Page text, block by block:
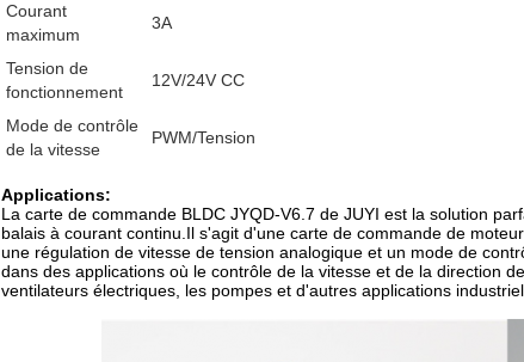
Courant
maximum
3A
Tension de
fonctionnement
12V/24V CC
Mode de contrôle
de la vitesse
PWM/Tension
Applications:
La carte de commande BLDC JYQD-V6.7 de JUYI est la solution
balais à courant continu.Il s'agit d'une carte de commande de
une régulation de vitesse de tension analogique et un mode de
dans des applications où le contrôle de la vitesse et de la direction
ventilateurs électriques, les pompes et d'autres applications